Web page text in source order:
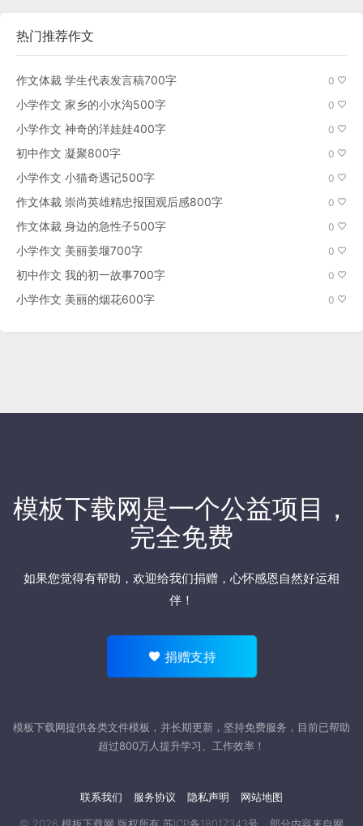
热门推荐作文
作文体裁 学生代表发言稿700字 0
小学作文 家乡的小水沟500字 0
小学作文 神奇的洋娃娃400字 0
初中作文 凝聚800字 0
小学作文 小猫奇遇记500字 0
作文体裁 崇尚英雄精忠报国观后感800字 0
作文体裁 身边的急性子500字 0
小学作文 美丽姜堰700字 0
初中作文 我的初一故事700字 0
小学作文 美丽的烟花600字 0
模板下载网是一个公益项目，
完全免费
如果您觉得有帮助，欢迎给我们捐赠 ，心怀感恩自然好运相
伴！
捐赠支持
模板下载网提供各类文件模板，并长期更新，坚持免费服务，目前已帮助
超过800万人提升学习、工作效率！
联系我们 服务协议 隐私声明 网站地图